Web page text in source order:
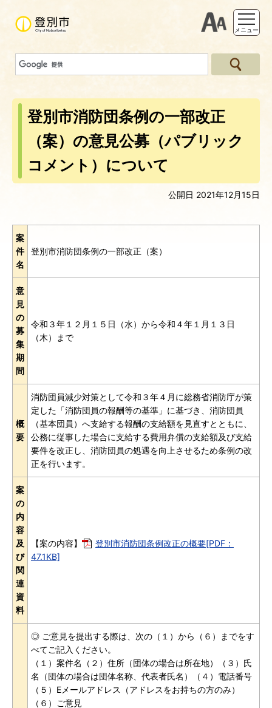
支援ツー
メニュー
登別市消防団条例の一部改正
（案）の意見公募（パブリック
コメント）について
公開日 2021年12月15日
案
件
名
登別市消防団条例の一部改正（案）
意
見
の
募
集
期
間
令和３年１２月１５日（水）から令和４年１月１３日
（木）まで
概
要
消防団員減少対策として令和３年４月に総務省消防庁が策
定した「消防団員の報酬等の基準」に基づき、消防団員
（基本団員）へ支給する報酬の支給額を見直すとともに、
公務に従事した場合に支給する費用弁償の支給額及び支給
要件を改正し、消防団員の処遇を向上させるため条例の改
正を行います。
案
の
内
容
及
び
関
連
資
料
【案の内容】
登別市消防団条例改正の概要[PDF：
47.1KB]
◎ ご意見を提出する際は、次の（１）から（６）までをす
べてご記入ください。
（１）案件名（２）住所（団体の場合は所在地）（３）氏
名（団体の場合は団体名称、代表者氏名）（４）電話番号
（５）Eメールアドレス（アドレスをお持ちの方のみ）
（６）ご意見